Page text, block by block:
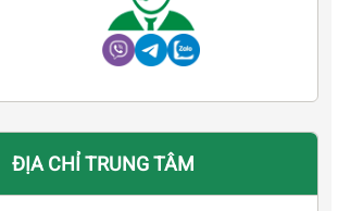
ĐỊA CHỈ TRUNG TÂM